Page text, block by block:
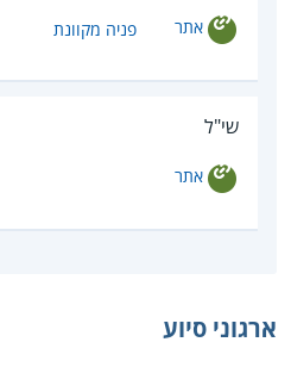
אתר פניה מקוונת
שי"ל
אתר
ארגוני סיוע